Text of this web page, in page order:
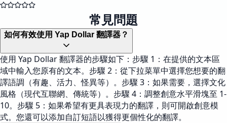
常見問題
如何有效使用 Yap Dollar 翻譯器？
使用 Yap Dollar 翻譯器的步驟如下：步驟 1：在提供的文本區
域中輸入您原有的文本。步驟 2：從下拉菜單中選擇您想要的翻
譯語調（有趣、活力、怪異等）。步驟 3：如果需要，選擇文化
風格（現代互聯網、傳統等）。步驟 4：調整創意水平滑塊至 1-
10。步驟 5：如果希望有更具表現力的翻譯，則可開啟創意模
式。您還可以添加自訂短語以獲得更個性化的翻譯。